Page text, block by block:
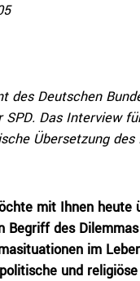
des Deutschen
Das Interview
Übersetzung
mit Ihnen
Begriff des
im
und